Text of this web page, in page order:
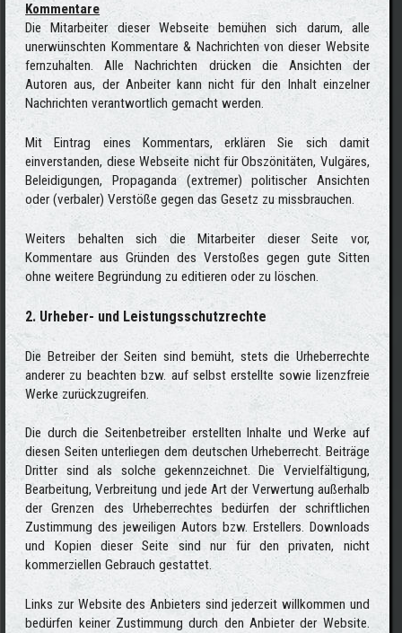
Kommentare
Die Mitarbeiter dieser Webseite bemühen sich darum, alle
unerwünschten Kommentare & Nachrichten von dieser Website
fernzuhalten. Alle Nachrichten drücken die Ansichten der
Autoren aus, der Anbeiter kann nicht für den Inhalt einzelner
Nachrichten verantwortlich gemacht werden.
Mit Eintrag eines Kommentars, erklären Sie sich damit
einverstanden, diese Webseite nicht für Obszönitäten, Vulgäres,
Beleidigungen, Propaganda (extremer) politischer Ansichten
oder (verbaler) Verstöße gegen das Gesetz zu missbrauchen.
Weiters behalten sich die Mitarbeiter dieser Seite vor,
Kommentare aus Gründen des Verstoßes gegen gute Sitten
ohne weitere Begründung zu editieren oder zu löschen.
2. Urheber- und Leistungsschutzrechte
Die Betreiber der Seiten sind bemüht, stets die Urheberrechte
anderer zu beachten bzw. auf selbst erstellte sowie lizenzfreie
Werke zurückzugreifen.
Die durch die Seitenbetreiber erstellten Inhalte und Werke auf
diesen Seiten unterliegen dem deutschen Urheberrecht. Beiträge
Dritter sind als solche gekennzeichnet. Die Vervielfältigung,
Bearbeitung, Verbreitung und jede Art der Verwertung außerhalb
der Grenzen des Urheberrechtes bedürfen der schriftlichen
Zustimmung des jeweiligen Autors bzw. Erstellers. Downloads
und Kopien dieser Seite sind nur für den privaten, nicht
kommerziellen Gebrauch gestattet.
Links zur Website des Anbieters sind jederzeit willkommen und
bedürfen keiner Zustimmung durch den Anbieter der Website.